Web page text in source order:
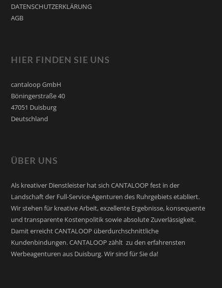
DATENSCHUTZERKLÄRUNG
AGB
HIER FINDEN SIE UNS
cantaloop GmbH
Böningerstraße 40
47051 Duisburg
Deutschland
ÜBER UNS
Als kreativer Dienstleister hat sich CANTALOOP fest in der
Landschaft der Full-Service-Agenturen des Ruhrgebiets etabliert.
Wir stehen für kreative Arbeit, exzellente Ergebnisse, konsequente
und transparente Kostenpolitik sowie absolute Zuverlässigkeit.
Damit erreicht CANTALOOP überdurchschnittliche
Kundenbindungen. CANTALOOP zählt zu den erfahrensten
Werbeagenturen aus Duisburg. Wir sind für Sie da!